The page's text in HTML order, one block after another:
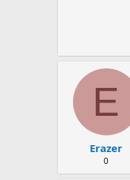
E
Erazer
0